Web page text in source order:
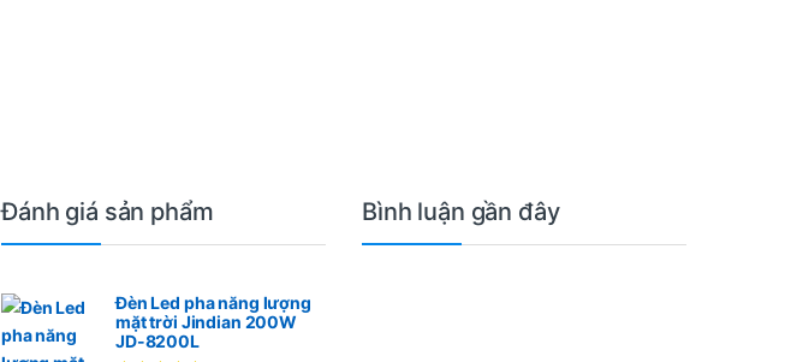
Đánh giá sản phẩm
Đèn Led pha năng lượng
mặt trời Jindian 200W
JD-8200L
Bình luận gần đây